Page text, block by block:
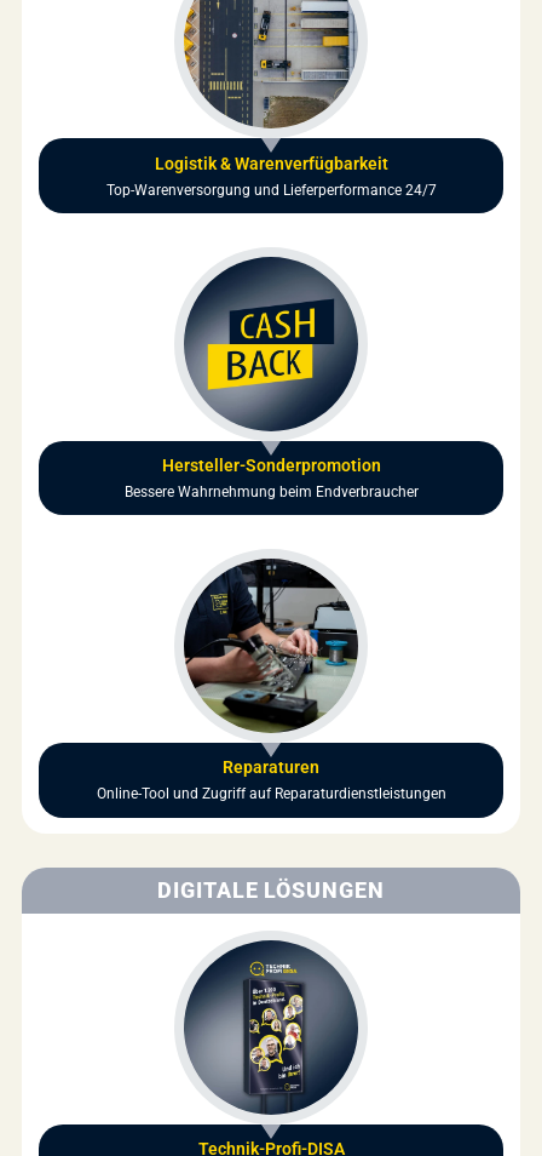
Logistik & Warenverfügbarkeit
Top-Warenversorgung und Lieferperformance 24/7
Hersteller-Sonderpromotion
Bessere Wahrnehmung beim Endverbraucher
Reparaturen
Online-Tool und Zugriff auf Reparaturdienstleistungen
DIGITALE LÖSUNGEN
Technik-Profi-DISA